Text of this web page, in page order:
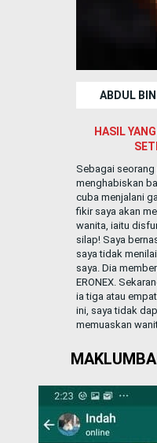
ABDUL
HASIL
Sebagai
menghabiskan
cuba menjalani
fikir saya akan
wanita, iaitu
silap! Saya
saya tidak
saya. Dia
ERONEX.
ia tiga atau
ini, saya tidak
memuaskan